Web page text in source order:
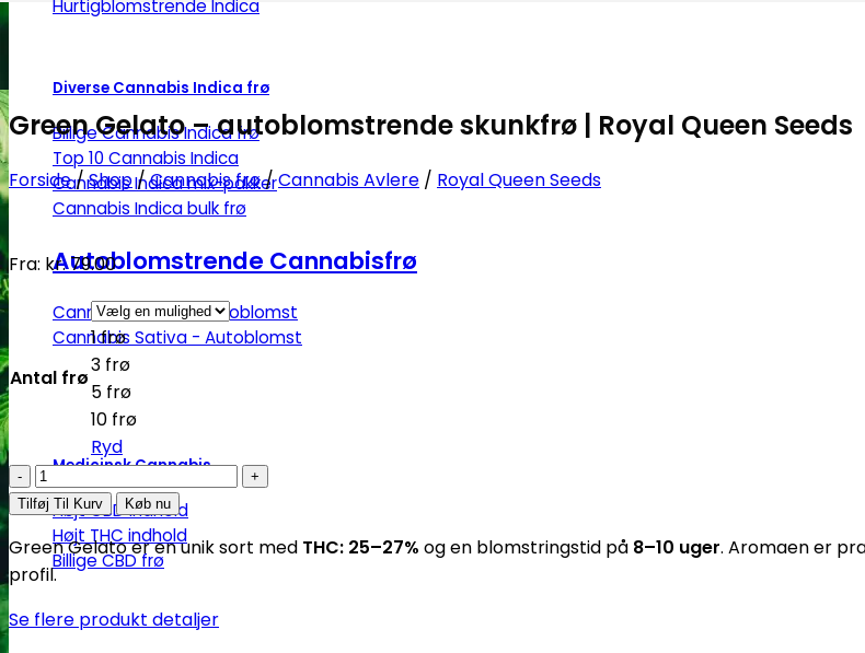
Hurtigblomstrende Indica
Diverse Cannabis Indica frø
Billige Cannabis Indica frø
Top 10 Cannabis Indica
Cannabis Indica mix-pakker
Cannabis Indica bulk frø
Autoblomstrende Cannabisfrø
Cannabis Indica - Autoblomst
Cannabis Sativa - Autoblomst
Medicinsk Cannabis
Højt CBD indhold
Højt THC indhold
Billige CBD frø
Green Gelato – autoblomstrende skunkfrø | Royal Queen Seeds
Forside/Shop/Cannabis frø/Cannabis Avlere / Royal Queen Seeds
Fra: kr.79.00
Antal frø
1 frø
3 frø
5 frø
10 frø
Ryd
Green
Gelato
autoblomstrende
skunkfrø
|
Royal
Tilføj Til Kurv Køb nu
Green Gelato er en unik sort med THC: 25–27% og en blomstringstid på 8–10 uger. Aromaen er
profil.
Se flere produkt detaljer